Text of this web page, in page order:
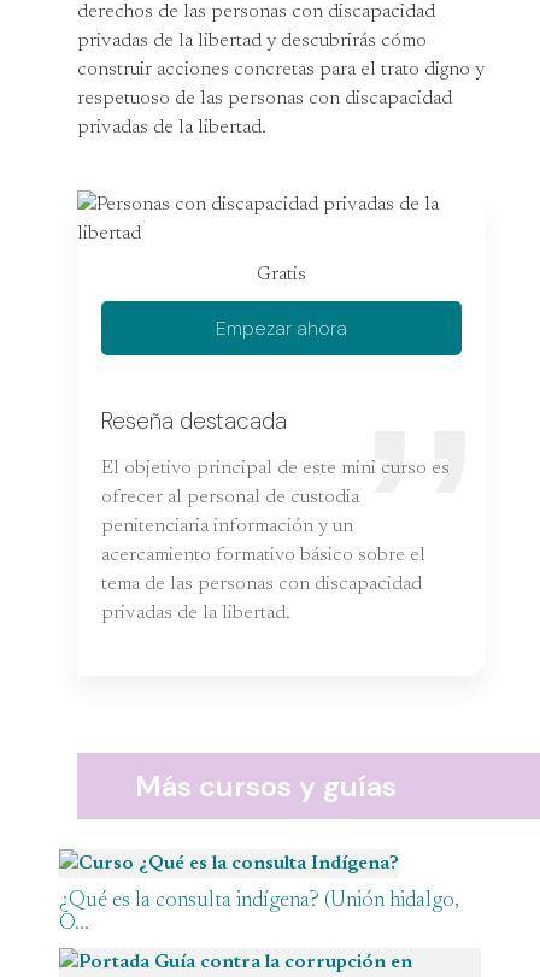
derechos de las personas con discapacidad
privadas de la libertad y descubrirás cómo
construir acciones concretas para el trato digno y
respetuoso de las personas con discapacidad
privadas de la libertad.
Gratis
Empezar ahora
Reseña destacada
El objetivo principal de este mini curso es
ofrecer al personal de custodia
penitenciaria información y un
acercamiento formativo básico sobre el
tema de las personas con discapacidad
privadas de la libertad.
Más cursos y guías
¿Qué es la consulta indígena? (Unión hidalgo,
O...